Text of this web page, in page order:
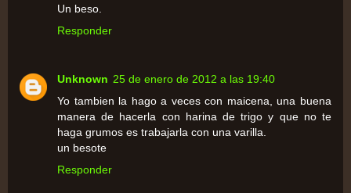
Un beso.
Responder
Unknown 25 de enero de 2012 a las 19:40
Yo tambien la hago a veces con maicena, una buena
manera de hacerla con harina de trigo y que no te
haga grumos es trabajarla con una varilla.
un besote
Responder